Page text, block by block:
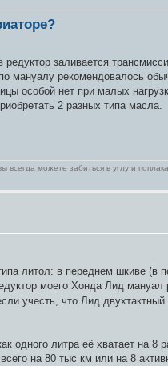
заливается
мануалу рекомендовалось
особой нет при малых
2 разных типа масла.
можете забиться в углу и
литол: в переднем шкиве
моего Хонда Лид мануал
учесть, что Лид двухтактный
одного литра её хватает на 8
на 80 тыс км или на 8